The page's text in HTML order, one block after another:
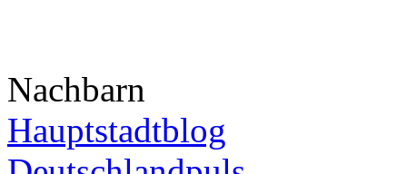
Nachbarn
Hauptstadtblog